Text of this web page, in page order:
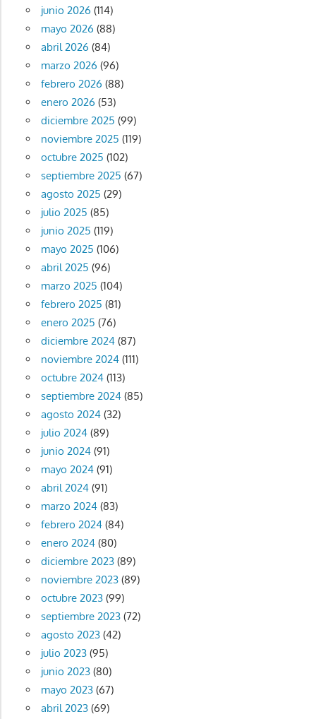
junio 2026 (114)
mayo 2026 (88)
abril 2026 (84)
marzo 2026 (96)
febrero 2026 (88)
enero 2026 (53)
diciembre 2025 (99)
noviembre 2025 (119)
octubre 2025 (102)
septiembre 2025 (67)
agosto 2025 (29)
julio 2025 (85)
junio 2025 (119)
mayo 2025 (106)
abril 2025 (96)
marzo 2025 (104)
febrero 2025 (81)
enero 2025 (76)
diciembre 2024(87)
noviembre 2024(111)
octubre 2024(113)
septiembre 2024(85)
agosto 2024(32)
julio 2024(89)
junio 2024(91)
mayo 2024(91)
abril 2024(91)
marzo 2024(83)
febrero 2024(84)
enero 2024(80)
diciembre 2023(89)
noviembre 2023(89)
octubre 2023(99)
septiembre 2023(72)
agosto 2023(42)
julio 2023(95)
junio 2023(80)
mayo 2023(67)
abril 2023(69)